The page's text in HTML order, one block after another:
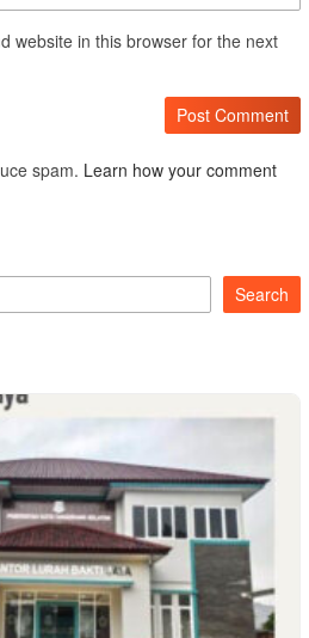
website in this browser for the next
spam. Learn how your comment
Search